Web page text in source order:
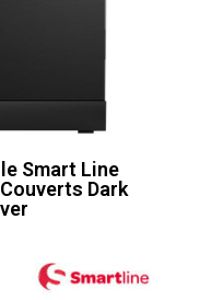
Smart Line
Dark